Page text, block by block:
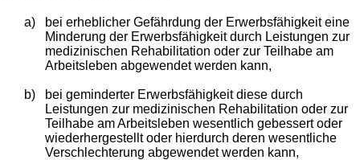
a)
bei erheblicher Gefährdung der Erwerbsfähigkeit eine
Minderung der Erwerbsfähigkeit durch Leistungen zur
medizinischen Rehabilitation oder zur Teilhabe am
Arbeitsleben abgewendet werden kann,
b)
bei geminderter Erwerbsfähigkeit diese durch
Leistungen zur medizinischen Rehabilitation oder zur
Teilhabe am Arbeitsleben wesentlich gebessert oder
wiederhergestellt oder hierdurch deren wesentliche
Verschlechterung abgewendet werden kann,